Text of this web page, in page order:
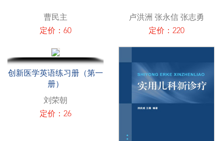
曹民主
定价：60
卢洪洲 张永信 张志勇
定价：220
创新医学英语练习册（第一
册）
刘荣朝
定价：26